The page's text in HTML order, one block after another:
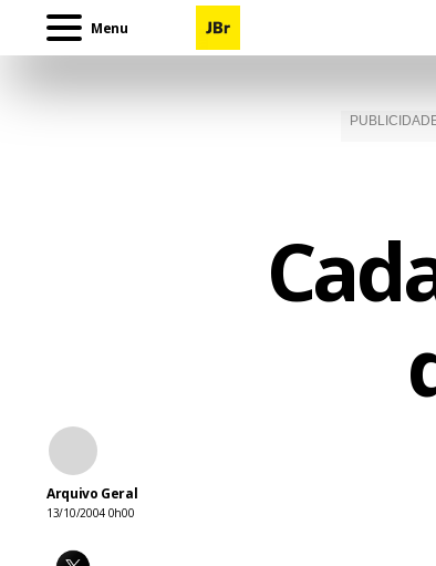
Menu
Arquivo Geral
13/10/2004 0h00